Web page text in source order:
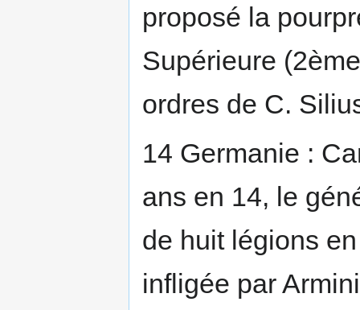
proposé la
Supérieure
ordres de C.
14 Germanie :
ans en 14, le
de huit légions
infligée par